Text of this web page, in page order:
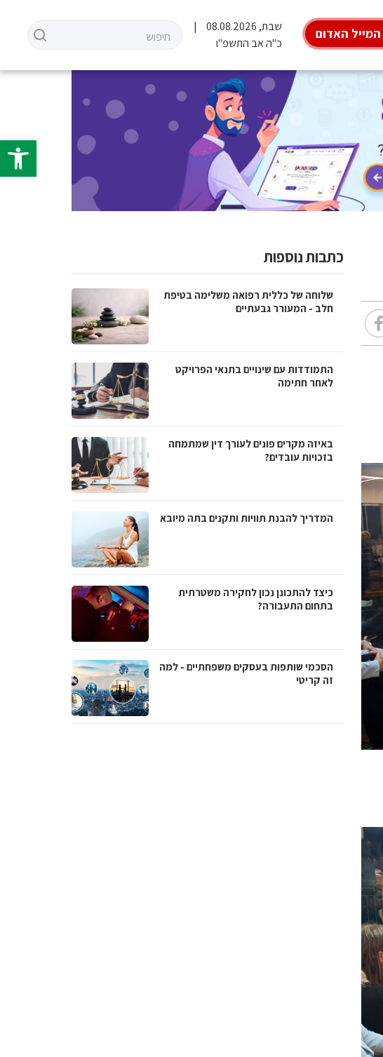
פתח
המייל האדום
שבת, 08.08.2026
כ"ה אב התשפ"ו
כתבות נוספות
שלוחה של כללית רפואה משלימה בטיפת
חלב - המעורר גבעתיים
התמודדות עם שינויים בתנאי הפרויקט
לאחר חתימה
באיזה מקרים פונים לעורך דין שמתמחה
בזכויות עובדים?
המדריך להבנת תוויות ותקנים בתה מיובא
כיצד להתכונן נכון לחקירה משטרתית
בתחום התעבורה?
הסכמי שותפות בעסקים משפחתיים - למה
זה קריטי